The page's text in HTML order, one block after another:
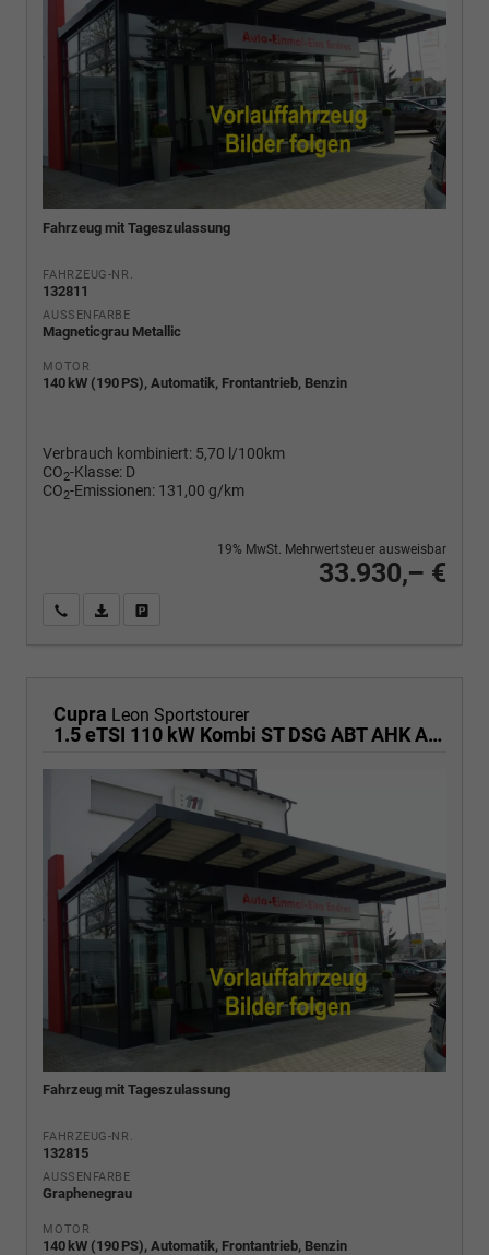
Fahrzeug mit Tageszulassung
FAHRZEUG-NR.
132811
AUSSENFARBE
Magneticgrau Metallic
MOTOR
140 kW (190 PS), Automatik, Frontantrieb, Benzin
Verbrauch kombiniert: 5,70 l/100km
CO2-Klasse: D
CO2-Emissionen: 131,00 g/km
33.930,– €
19% MwSt. Mehrwertsteuer ausweisbar
Wir rufen Sie anPDF-Fahrzeugexposé drucken
Cupra Leon Sportstourer
1.5 eTSI 110 kW Kombi ST DSG ABT AHK ACC LED
Fahrzeug mit Tageszulassung
FAHRZEUG-NR.
132815
AUSSENFARBE
Graphenegrau
MOTOR
140 kW (190 PS), Automatik, Frontantrieb, Benzin